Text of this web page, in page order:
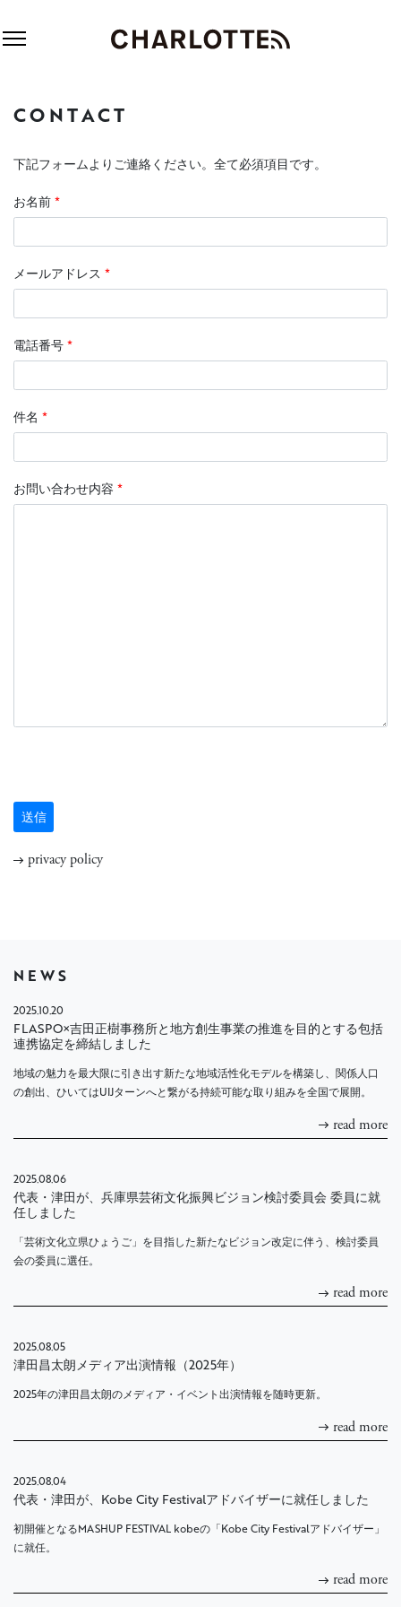
CONTACT
下記フォームよりご連絡ください。全て必須項目です。
お名前*
メールアドレス *
電話番号*
件名 *
お問い合わせ内容 *
privacy policy
NEWS
2025.10.20
FLASPO×吉田正樹事務所と地方創生事業の推進を目的とする包括
連携協定を締結しました
地域の魅力を最大限に引き出す新たな地域活性化モデルを構築し、関係人口
の創出、ひいてはUIJターンへと繋がる持続可能な取り組みを全国で展開。
read more
2025.08.06
代表・津田が、兵庫県芸術文化振興ビジョン検討委員会 委員に就
任しました
「芸術文化立県ひょうご」を目指した新たなビジョン改定に伴う、検討委員
会の委員に選任。
read more
2025.08.05
津田昌太朗メディア出演情報（2025年）
2025年の津田昌太朗のメディア・イベント出演情報を随時更新。
read more
2025.08.04
代表・津田が、Kobe City Festivalアドバイザーに就任しました
初開催となるMASHUP FESTIVAL kobeの「Kobe City Festivalアドバイザー」
に就任。
read more